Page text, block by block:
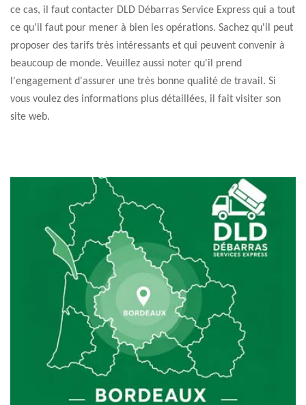
ce cas, il faut contacter DLD Débarras Service Express qui a tout
ce qu'il faut pour mener à bien les opérations. Sachez qu'il peut
proposer des tarifs très intéressants et qui peuvent convenir à
beaucoup de monde. Veuillez aussi noter qu'il prend
l'engagement d'assurer une très bonne qualité de travail. Si
vous voulez des informations plus détaillées, il fait visiter son
site web.